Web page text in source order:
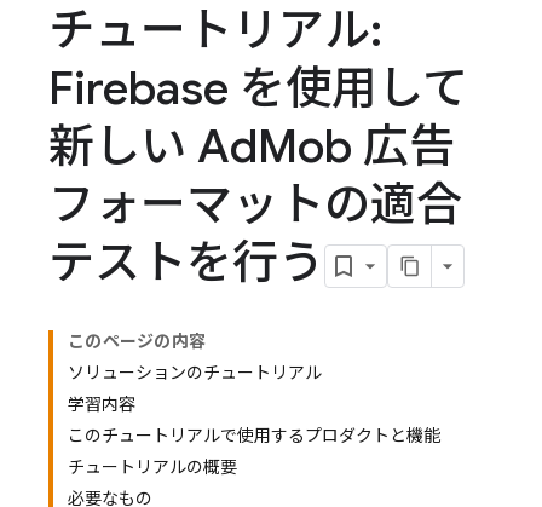
チュートリアル:
Firebase を使用して
新しい AdMob 広告
フォーマットの適合
テストを行う
このページの内容
ソリューションのチュートリアル
学習内容
このチュートリアルで使用するプロダクトと機能
チュートリアルの概要
必要なもの